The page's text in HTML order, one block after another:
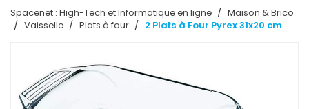
Spacenet : High-Tech et Informatique en ligne
Maison & Brico
Vaisselle
Plats à four 2 Plats à Four Pyrex 31x20 cm